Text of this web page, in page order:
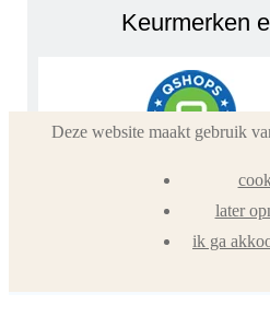
Keurmerken
Deze website maakt gebruik
later
ik ga